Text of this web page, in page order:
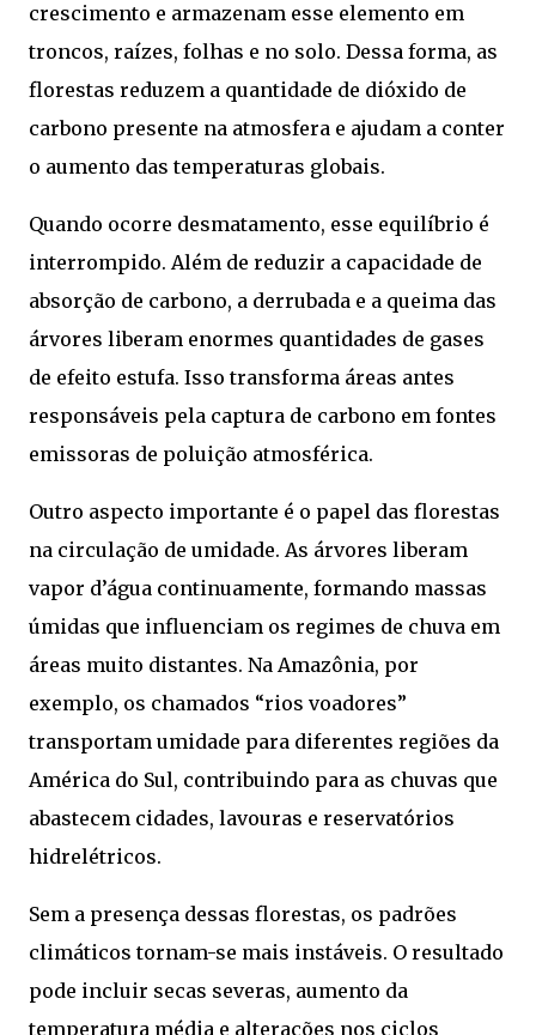
crescimento e armazenam esse elemento em
troncos, raízes, folhas e no solo. Dessa forma, as
florestas reduzem a quantidade de dióxido de
carbono presente na atmosfera e ajudam a conter
o aumento das temperaturas globais.
Quando ocorre desmatamento, esse equilíbrio é
interrompido. Além de reduzir a capacidade de
absorção de carbono, a derrubada e a queima das
árvores liberam enormes quantidades de gases
de efeito estufa. Isso transforma áreas antes
responsáveis pela captura de carbono em fontes
emissoras de poluição atmosférica.
Outro aspecto importante é o papel das florestas
na circulação de umidade. As árvores liberam
vapor d’água continuamente, formando massas
úmidas que influenciam os regimes de chuva em
áreas muito distantes. Na Amazônia, por
exemplo, os chamados “rios voadores”
transportam umidade para diferentes regiões da
América do Sul, contribuindo para as chuvas que
abastecem cidades, lavouras e reservatórios
hidrelétricos.
Sem a presença dessas florestas, os padrões
climáticos tornam-se mais instáveis. O resultado
pode incluir secas severas, aumento da
temperatura média e alterações nos ciclos